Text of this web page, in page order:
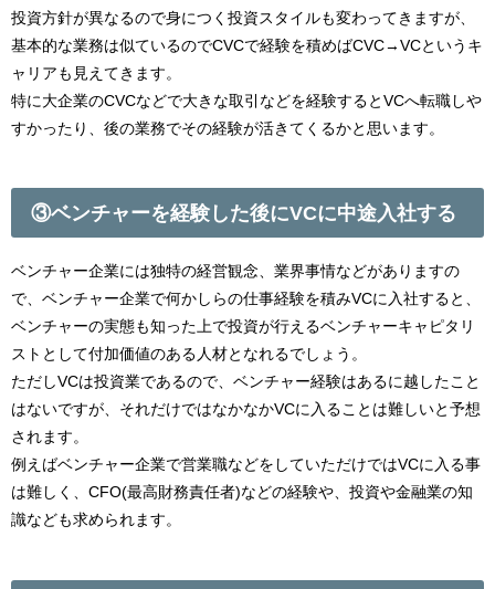
投資方針が異なるので身につく投資スタイルも変わってきますが、
基本的な業務は似ているのでCVCで経験を積めばCVC→VCというキ
ャリアも見えてきます。
特に大企業のCVCなどで大きな取引などを経験するとVCへ転職しや
すかったり、後の業務でその経験が活きてくるかと思います。
③ベンチャーを経験した後にVCに中途入社する
ベンチャー企業には独特の経営観念、業界事情などがありますの
で、ベンチャー企業で何かしらの仕事経験を積みVCに入社すると、
ベンチャーの実態も知った上で投資が行えるベンチャーキャピタリ
ストとして付加価値のある人材となれるでしょう。
ただしVCは投資業であるので、ベンチャー経験はあるに越したこと
はないですが、それだけではなかなかVCに入ることは難しいと予想
されます。
例えばベンチャー企業で営業職などをしていただけではVCに入る事
は難しく、CFO(最高財務責任者)などの経験や、投資や金融業の知
識なども求められます。